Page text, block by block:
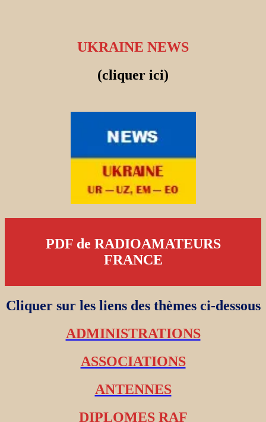
UKRAINE NEWS
(cliquer ici)
PDF de RADIOAMATEURS
FRANCE
Cliquer sur les liens des thèmes ci-dessous
ADMINISTRATIONS
ASSOCIATIONS
ANTENNES
DIPLOMES RAF